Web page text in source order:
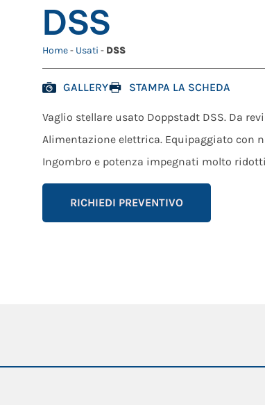
DSS
Home- Usati - DSS
GALLERY STAMPA LA SCHEDA
Vaglio stellare usato Doppstadt DSS. Da
Alimentazione elettrica. Equipaggiato con
Ingombro e potenza impegnati molto
RICHIEDI PREVENTIVO